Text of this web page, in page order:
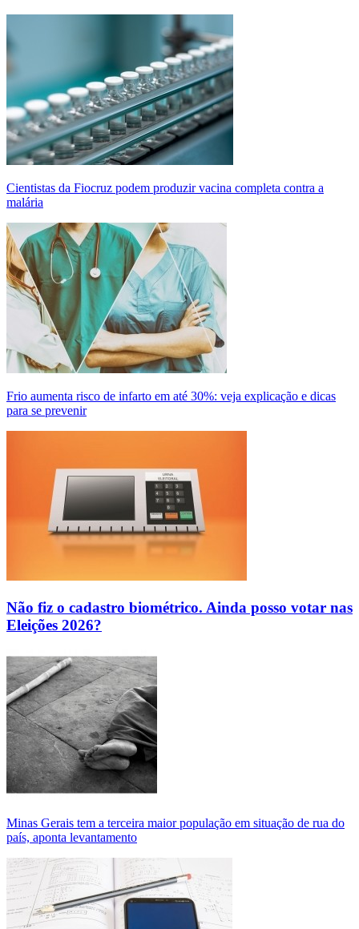
Cientistas da Fiocruz podem produzir vacina completa contra a
malária
Frio aumenta risco de infarto em até 30%: veja explicação e dicas
para se prevenir
Não fiz o cadastro biométrico. Ainda posso votar nas
Eleições 2026?
Minas Gerais tem a terceira maior população em situação de rua do
país, aponta levantamento